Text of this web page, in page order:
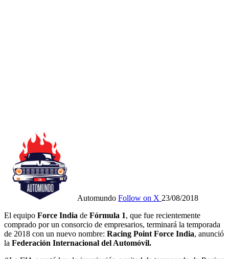
Automundo Follow on X 23/08/2018
El equipo Force India de Fórmula 1, que fue recientemente
comprado por un consorcio de empresarios, terminará la temporada
de 2018 con un nuevo nombre: Racing Point Force India, anunció
la Federación Internacional del Automóvil.